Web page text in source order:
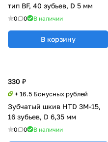
330 ₽
+ 16.5 Бонусных рублей
Зубчатый шкив HTD 3M-15,
16 зубьев, D 6,35 мм
0 0 В наличии
тип BF, 40 зубьев, D 5 мм
0 0 В наличии
В корзину